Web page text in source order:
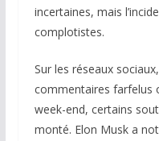
incertaines, mais
complotistes.
Sur les réseaux
commentaires farfelus
week-end, certains
monté. Elon Musk a